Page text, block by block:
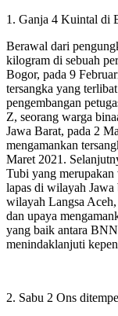
1. Ganja 4 Kuintal di
Berawal dari
kilogram di sebuah
Bogor, pada 9
tersangka yang
pengembangan
Z, seorang warga
Jawa Barat, pada 2
mengamankan
Maret 2021.
Tubi yang merupakan
lapas di wilayah Jawa
wilayah Langsa
dan upaya
yang baik antara
menindaklanjuti
2. Sabu 2 Ons